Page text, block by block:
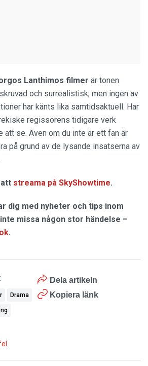
Lanthimos filmer är tonen
och surrealistisk, men ingen av
har känts lika samtidsaktuell. Har
regissörens tidigare verk
att se. Även om du inte är ett fan är
på grund av de lysande insatserna av
att streama på SkyShowtime.
dig med nyheter och tips inom
missa någon stor händelse –
.
Dela artikeln
Kopiera länk
Drama